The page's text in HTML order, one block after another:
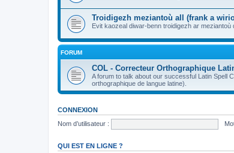
Troidigezh meziantoù all (frank a
Evit kaozeal diwar-benn troidigezh ar meziantoù
FORUM
COL - Correcteur Orthographique
A forum to talk about our successful Latin Spell
orthographique de langue latine).
CONNEXION
Nom d’utilisateur :
QUI EST EN LIGNE ?